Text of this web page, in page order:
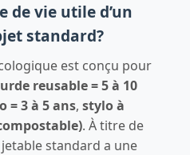
de vie utile d’un
standard?
est conçu pour
reusable = 5 à 10
= 3 à 5 ans, stylo à
. À titre de
standard a une